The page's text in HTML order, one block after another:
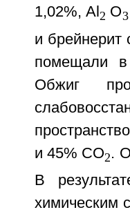
1,02%, Al 2 О3
и брейнерит
помещали в
Обжиг
и 45% СО2.
В
химическим